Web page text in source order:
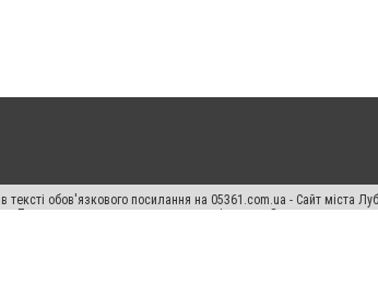
обов'язкового посилання на 05361.com.ua - Сайт міста
Порушення виняткових прав переслідується Законом.